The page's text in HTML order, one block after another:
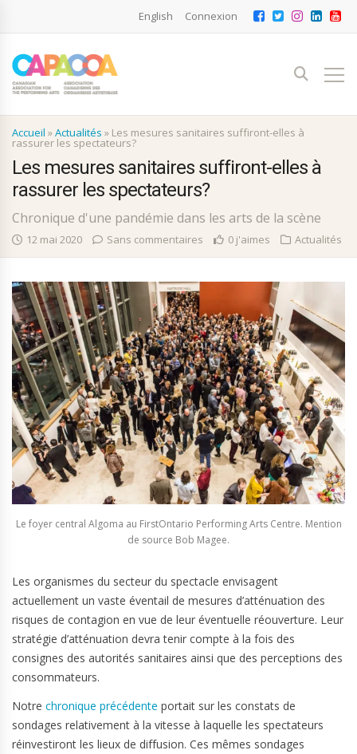
English Connexion
Accueil »Actualités » Les mesures sanitaires suffiront-elles à
rassurer les spectateurs?
Les mesures sanitaires suffiront-elles à
rassurer les spectateurs?
Chronique d'une pandémie dans les arts de la scène
12 mai 2020 Sans commentaires 0 j'aimes Actualités
Le foyer central Algoma au FirstOntario Performing Arts Centre. Mention
de source Bob Magee.
Les organismes du secteur du spectacle envisagent
actuellement un vaste éventail de mesures d’atténuation des
risques de contagion en vue de leur éventuelle réouverture. Leur
stratégie d’atténuation devra tenir compte à la fois des
consignes des autorités sanitaires ainsi que des perceptions des
consommateurs.
Notre chronique précédente portait sur les constats de
sondages relativement à la vitesse à laquelle les spectateurs
réinvestiront les lieux de diffusion. Ces mêmes sondages